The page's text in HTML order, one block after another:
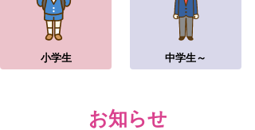
小学生 中学生～
お知らせ